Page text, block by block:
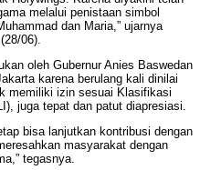
melalui penistaan simbol
dan Maria,” ujarnya
06).
oleh Gubernur Anies Baswedan
karena berulang kali dinilai
memiliki izin sesuai Klasifikasi
juga tepat dan patut diapresiasi.
bisa lanjutkan kontribusi dengan
masyarakat dengan
tegasnya.